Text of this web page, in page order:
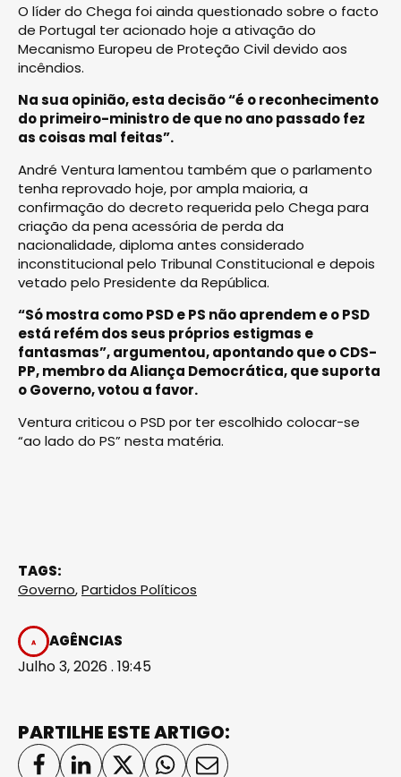
O líder do Chega foi ainda questionado sobre o facto
de Portugal ter acionado hoje a ativação do
Mecanismo Europeu de Proteção Civil devido aos
incêndios.
Na sua opinião, esta decisão “é o reconhecimento
do primeiro-ministro de que no ano passado fez
as coisas mal feitas”.
André Ventura lamentou também que o parlamento
tenha reprovado hoje, por ampla maioria, a
confirmação do decreto requerida pelo Chega para
criação da pena acessória de perda da
nacionalidade, diploma antes considerado
inconstitucional pelo Tribunal Constitucional e depois
vetado pelo Presidente da República.
“Só mostra como PSD e PS não aprendem e o PSD
está refém dos seus próprios estigmas e
fantasmas”, argumentou, apontando que o CDS-
PP, membro da Aliança Democrática, que suporta
o Governo, votou a favor.
Ventura criticou o PSD por ter escolhido colocar-se
“ao lado do PS” nesta matéria.
TAGS:
Governo,Partidos Políticos
AGÊNCIAS
Julho 3, 2026 . 19:45
PARTILHE ESTE ARTIGO: